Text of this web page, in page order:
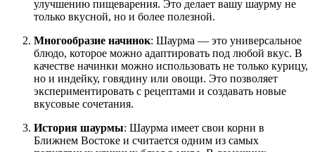
улучшению пищеварения. Это делает вашу шаурму не
только вкусной, но и более полезной.
Многообразие начинок: Шаурма — это универсальное
блюдо, которое можно адаптировать под любой вкус. В
качестве начинки можно использовать не только курицу,
но и индейку, говядину или овощи. Это позволяет
экспериментировать с рецептами и создавать новые
вкусовые сочетания.
История шаурмы: Шаурма имеет свои корни в
Ближнем Востоке и считается одним из самых